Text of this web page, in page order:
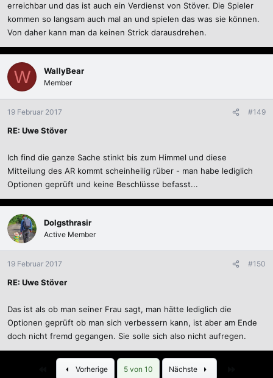
erreichbar und das ist auch ein Verdienst von Stöver. Die Spieler
kommen so langsam auch mal an und spielen das was sie können.
Von daher kann man da keinen Strick darausdrehen.
W WallyBear
Member
19 Februar 2017 #149
RE: Uwe Stöver
Ich find die ganze Sache stinkt bis zum Himmel und diese
Mitteilung des AR kommt scheinheilig rüber - man habe lediglich
Optionen geprüft und keine Beschlüsse befasst...
Dolgsthrasir
Active Member
19 Februar 2017 #150
RE: Uwe Stöver
Das ist als ob man seiner Frau sagt, man hätte lediglich die
Optionen geprüft ob man sich verbessern kann, ist aber am Ende
doch nicht fremd gegangen. Sie solle sich also nicht aufregen.
Vorherige 5 von 10 Nächste